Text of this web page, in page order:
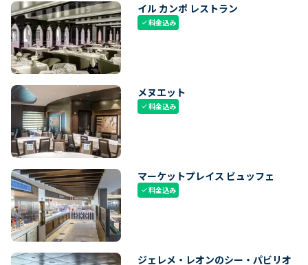
イル カンポ レストラン
check料金込み
メヌエット
check料金込み
マーケットプレイス ビュッフェ
check料金込み
ジェレメ・レオンのシー・パビリオ